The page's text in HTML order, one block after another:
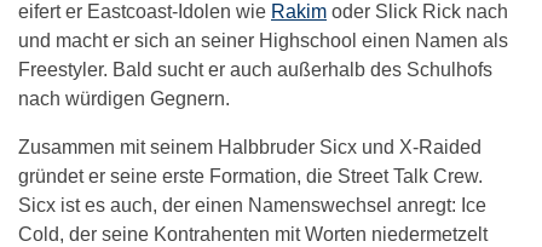
eifert er Eastcoast-Idolen wie Rakim oder Slick Rick nach
und macht er sich an seiner Highschool einen Namen als
Freestyler. Bald sucht er auch außerhalb des Schulhofs
nach würdigen Gegnern.
Zusammen mit seinem Halbbruder Sicx und X-Raided
gründet er seine erste Formation, die Street Talk Crew.
Sicx ist es auch, der einen Namenswechsel anregt: Ice
Cold, der seine Kontrahenten mit Worten niedermetzelt